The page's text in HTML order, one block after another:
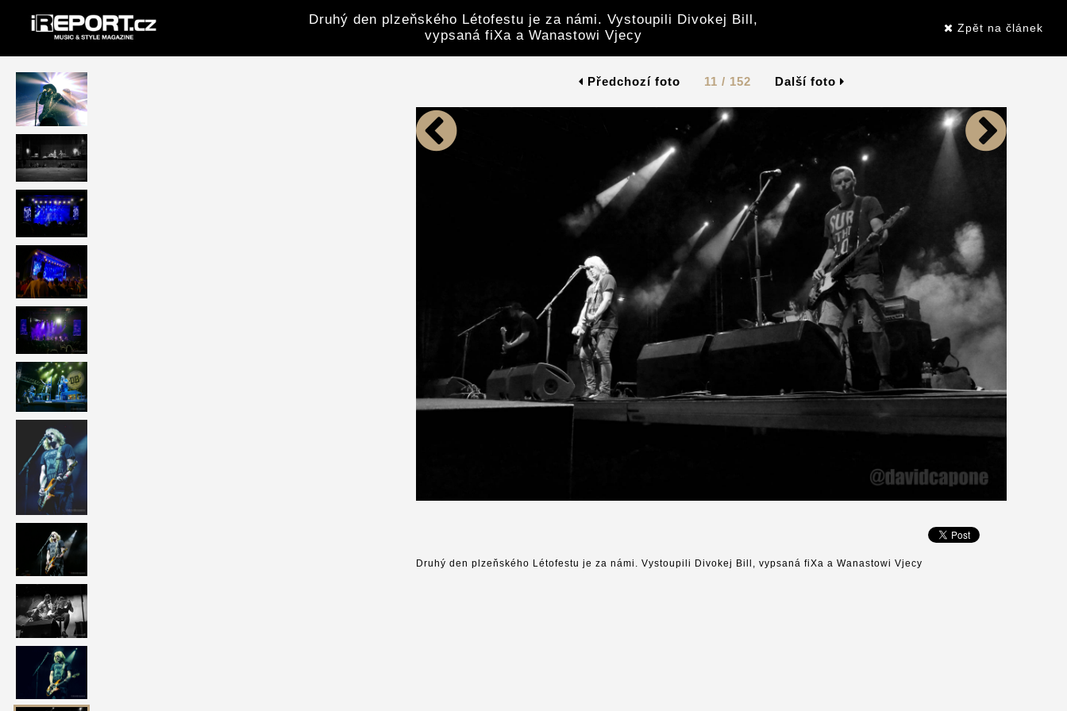
Druhý den plzeňského Létofestu je za námi. Vystoupili Divokej Bill,
vypsaná fiXa a Wanastowi Vjecy
Zpět na článek
Předchozí foto 11 / 152 Další foto
Druhý den plzeňského Létofestu je za námi. Vystoupili Divokej Bill, vypsaná fiXa a Wanastowi Vjecy